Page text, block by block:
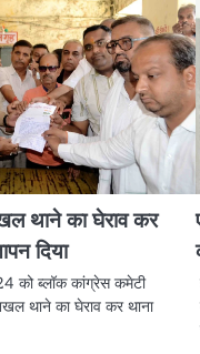
थाने का घेराव कर
दिया
को ब्लॉक कांग्रेस कमेटी
थाने का घेराव कर थाना